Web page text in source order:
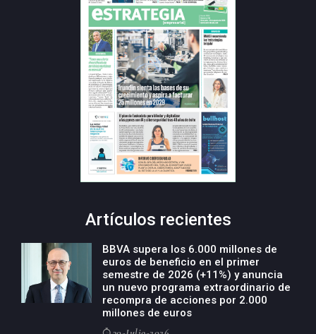
Artículos recientes
BBVA supera los 6.000 millones de
euros de beneficio en el primer
semestre de 2026 (+11%) y anuncia
un nuevo programa extraordinario de
recompra de acciones por 2.000
millones de euros